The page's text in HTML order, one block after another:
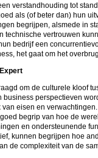
verstandhouding tot
als (of beter dan) hun
begrijpen, alsmede in
technische vertrouwen
bedrijf een
het gaat om het
om de culturele kloof
business perspectieven
eisen en
begrip van hoe de
en ondersteunende
kunnen begrijpen hoe
de complexiteit van de